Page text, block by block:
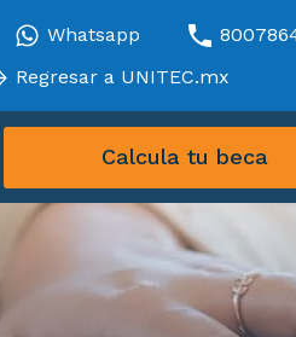
Whatsapp
Regresar a UNITEC.mx
Calcula tu beca